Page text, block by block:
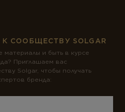
СООБЩЕСТВУ SOLGAR
материалы и быть в курсе
Приглашаем вас
Solgar, чтобы получать
бренда: